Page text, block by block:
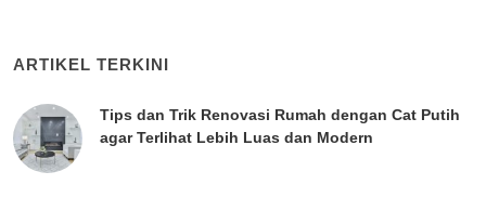
ARTIKEL TERKINI
Tips dan Trik Renovasi Rumah dengan Cat Putih
agar Terlihat Lebih Luas dan Modern